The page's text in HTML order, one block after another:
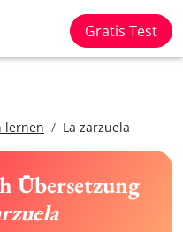
Gratis Test
lernen
La zarzuela
Übersetzung